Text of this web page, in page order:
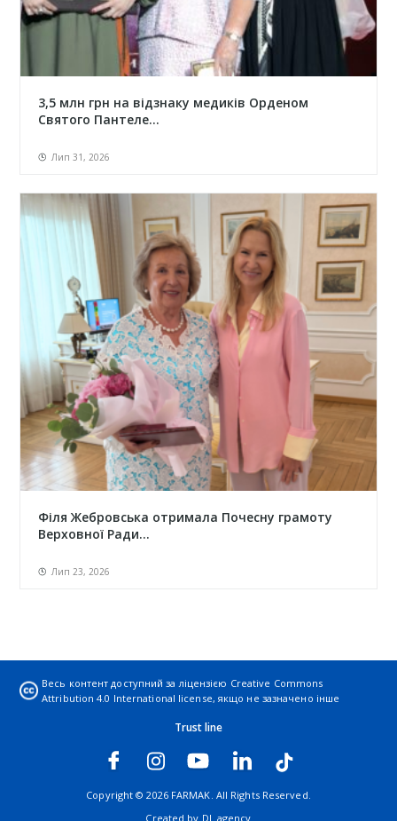
3,5 млн грн на відзнаку медиків Орденом
Святого Пантеле...
Лип 31, 2026
Філя Жебровська отримала Почесну грамоту
Верховної Ради...
Лип 23, 2026
Весь контент доступний за ліцензією Creative Commons
Attribution 4.0 International license, якщо не зазначено інше
Trust line
Copyright © 2026 FARMAK. All Rights Reserved.
Created by DL agency